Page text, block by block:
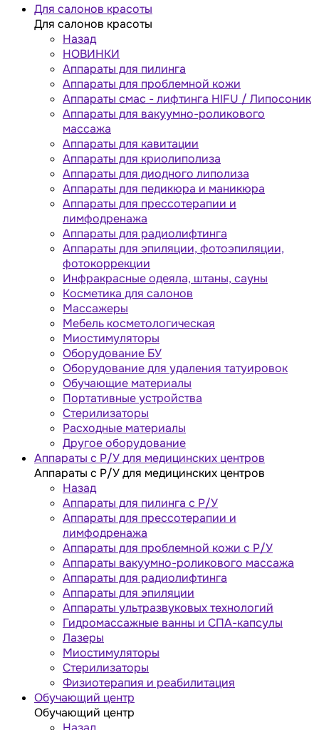
Для салонов красоты
Для салонов красоты
Назад
НОВИНКИ
Аппараты для пилинга
Аппараты для проблемной кожи
Аппараты cмас - лифтинга HIFU / Липосоник
Аппараты для вакуумно-роликового
массажа
Аппараты для кавитации
Аппараты для криолиполиза
Аппараты для диодного липолиза
Аппараты для педикюра и маникюра
Аппараты для прессотерапии и
лимфодренажа
Аппараты для радиолифтинга
Аппараты для эпиляции, фотоэпиляции,
фотокоррекции
Инфракрасные одеяла, штаны, сауны
Косметика для салонов
Массажеры
Мебель косметологическая
Миостимуляторы
Оборудование БУ
Оборудование для удаления татуировок
Обучающие материалы
Портативные устройства
Стерилизаторы
Расходные материалы
Другое оборудование
Аппараты с Р/У для медицинских центров
Аппараты с Р/У для медицинских центров
Назад
Аппараты для пилинга с Р/У
Аппараты для прессотерапии и
лимфодренажа
Аппараты для проблемной кожи с Р/У
Аппараты вакуумно-роликового массажа
Аппараты для радиолифтинга
Аппараты для эпиляции
Аппараты ультразвуковых технологий
Гидромассажные ванны и СПА-капсулы
Лазеры
Миостимуляторы
Стерилизаторы
Физиотерапия и реабилитация
Обучающий центр
Обучающий центр